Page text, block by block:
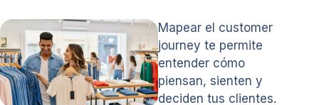
Mapear el customer
journey te permite
entender cómo
piensan, sienten y
deciden tus clientes.